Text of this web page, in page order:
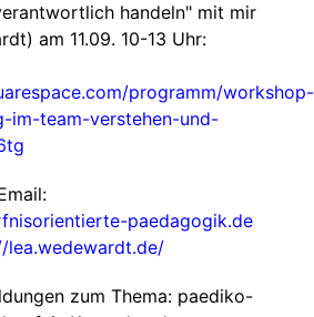
handeln" mit mir
am 11.09. 10-13 Uhr:
programm/workshop-
im-team-verstehen-und-
paedagogik.de
lea.wedewardt.de/
zum Thema: paediko-